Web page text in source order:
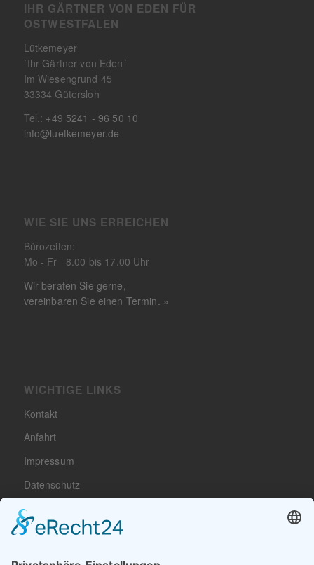
IHR GÄRTNER VON EDEN FÜR
OSTWESTFALEN
Lütkemeyer
`Ihr Gärtner von Eden´
Im Wiesengrund 45
33334 Gütersloh
Tel.: +49 5241 - 96 50 10
info@luetkemeyer.de
WIE SIE UNS ERREICHEN
Bürozeiten:
Mo - Fr 8.00 bis 17.00 Uhr
Wir beraten Sie gerne,
vereinbaren Sie einen Termin. »
WICHTIGE LINKS
Kontakt
Anfahrt
Impressum
Datenschutz
Cookie-Einstellungen
Sitemap